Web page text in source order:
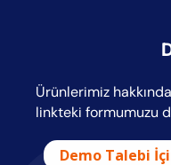
Ürünlerimiz
linkteki formumuzu
Demo Talebi